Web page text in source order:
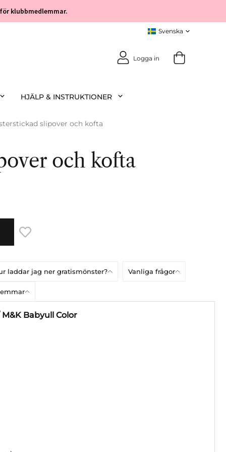
klubbmedlemmar.
Logga in
HJÄLP & INSTRUKTIONER
slipover och kofta
och kofta
laddar jag ner gratismönster? Vanliga frågor
Babyull Color